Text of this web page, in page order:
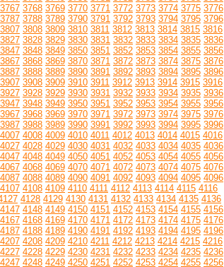
3767 3768 3769 3770 3771 3772 3773 3774 3775 3776
3787 3788 3789 3790 3791 3792 3793 3794 3795 3796
3807 3808 3809 3810 3811 3812 3813 3814 3815 3816
3827 3828 3829 3830 3831 3832 3833 3834 3835 3836
3847 3848 3849 3850 3851 3852 3853 3854 3855 3856
3867 3868 3869 3870 3871 3872 3873 3874 3875 3876
3887 3888 3889 3890 3891 3892 3893 3894 3895 3896
3907 3908 3909 3910 3911 3912 3913 3914 3915 3916
3927 3928 3929 3930 3931 3932 3933 3934 3935 3936
3947 3948 3949 3950 3951 3952 3953 3954 3955 3956
3967 3968 3969 3970 3971 3972 3973 3974 3975 3976
3987 3988 3989 3990 3991 3992 3993 3994 3995 3996
4007 4008 4009 4010 4011 4012 4013 4014 4015 4016
4027 4028 4029 4030 4031 4032 4033 4034 4035 4036
4047 4048 4049 4050 4051 4052 4053 4054 4055 4056
4067 4068 4069 4070 4071 4072 4073 4074 4075 4076
4087 4088 4089 4090 4091 4092 4093 4094 4095 4096
4107 4108 4109 4110 4111 4112 4113 4114 4115 4116
4128 4129 4130 4131 4132 4133 4134 4135 4136
4147 4148 4149 4150 4151 4152 4153 4154 4155 4156
4167 4168 4169 4170 4171 4172 4173 4174 4175 4176
4187 4188 4189 4190 4191 4192 4193 4194 4195 4196
4207 4208 4209 4210 4211 4212 4213 4214 4215 4216
4227 4228 4229 4230 4231 4232 4233 4234 4235 4236
4247 4248 4249 4250 4251 4252 4253 4254 4255 4256